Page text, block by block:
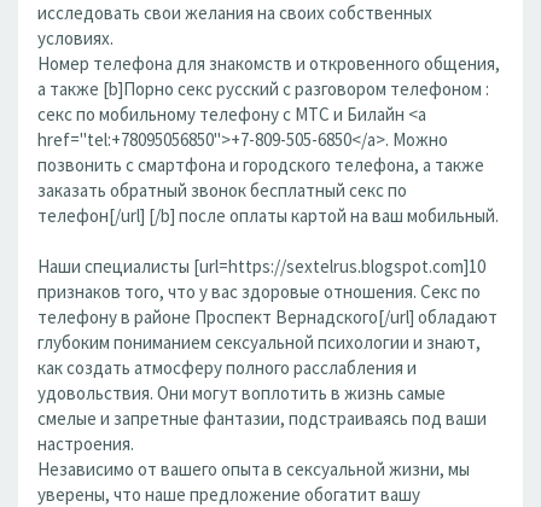
исследовать свои желания на своих собственных
условиях.
Номер телефона для знакомств и откровенного общения,
а также [b]Порно секс русский с разговором телефоном :
секс по мобильному телефону с МТС и Билайн <a
href="tel:+78095056850">+7-809-505-6850</a>. Можно
позвонить с смартфона и городского телефона, а также
заказать обратный звонок бесплатный секс по
телефон[/url] [/b] после оплаты картой на ваш мобильный.
Наши специалисты [url=https://sextelrus.blogspot.com]10
признаков того, что у вас здоровые отношения. Секс по
телефону в районе Проспект Вернадского[/url] обладают
глубоким пониманием сексуальной психологии и знают,
как создать атмосферу полного расслабления и
удовольствия. Они могут воплотить в жизнь самые
смелые и запретные фантазии, подстраиваясь под ваши
настроения.
Независимо от вашего опыта в сексуальной жизни, мы
уверены, что наше предложение обогатит вашу